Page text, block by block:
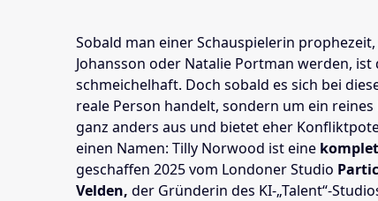
Sobald man einer Schauspielerin
Johansson oder Natalie Portman werden,
schmeichelhaft. Doch sobald es sich bei
reale Person handelt, sondern um ein
ganz anders aus und bietet eher
einen Namen: Tilly Norwood ist eine
geschaffen 2025 vom Londoner Studio
Velden, der Gründerin des KI-„Talent“-